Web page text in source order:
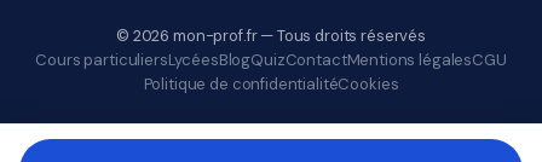
© 2026 mon-prof.fr — Tous droits réservés
Cours particuliersLycéesBlogQuizContactMentions légalesCGU
Politique de confidentialitéCookies